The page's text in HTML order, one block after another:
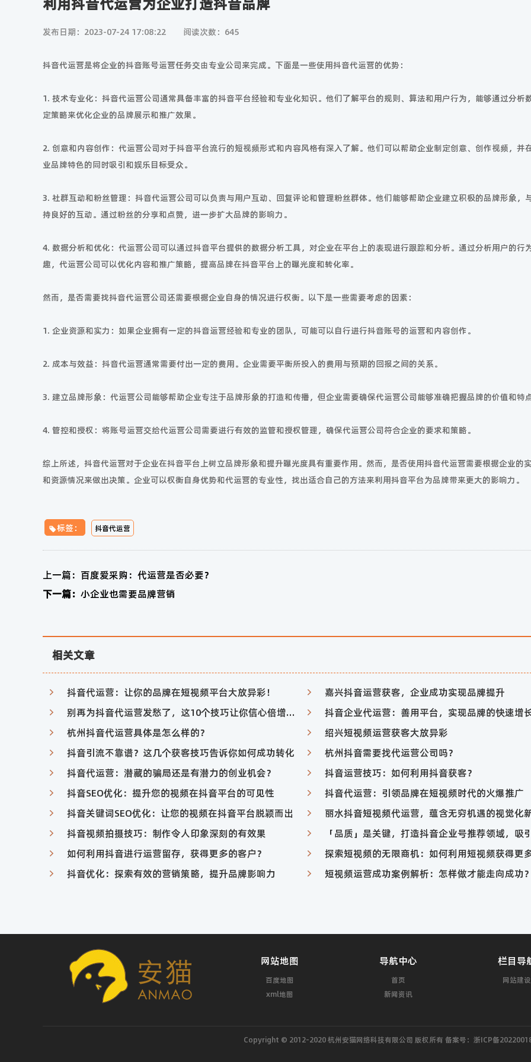
发布日期：2023-07-24 17:08:22 阅读次数：645
抖音代运营是将企业的抖音账号运营任务交由专业公司来完成。下面是一些使用抖音代运营的优势：
1. 技术专业化：抖音代运营公司通常具备丰富的抖音平台经验和专业化知识。他们了解平台的规则、算法和用户行为，能够通过分析
定策略来优化企业的品牌展示和推广效果。
2. 创意和内容创作：代运营公司对于抖音平台流行的短视频形式和内容风格有深入了解。他们可以帮助企业制定创意、创作视频，并
业品牌特色的同时吸引和娱乐目标受众。
3. 社群互动和粉丝管理：抖音代运营公司可以负责与用户互动、回复评论和管理粉丝群体。他们能够帮助企业建立积极的品牌形象，
持良好的互动。通过粉丝的分享和点赞，进一步扩大品牌的影响力。
4. 数据分析和优化：代运营公司可以通过抖音平台提供的数据分析工具，对企业在平台上的表现进行跟踪和分析。通过分析用户的行
趣，代运营公司可以优化内容和推广策略，提高品牌在抖音平台上的曝光度和转化率。
然而，是否需要找抖音代运营公司还需要根据企业自身的情况进行权衡。以下是一些需要考虑的因素：
1. 企业资源和实力：如果企业拥有一定的抖音运营经验和专业的团队，可能可以自行进行抖音账号的运营和内容创作。
2. 成本与效益：抖音代运营通常需要付出一定的费用。企业需要平衡所投入的费用与预期的回报之间的关系。
3. 建立品牌形象：代运营公司能够帮助企业专注于品牌形象的打造和传播，但企业需要确保代运营公司能够准确把握品牌的价值和特
4. 管控和授权：将账号运营交给代运营公司需要进行有效的监管和授权管理，确保代运营公司符合企业的要求和策略。
综上所述，抖音代运营对于企业在抖音平台上树立品牌形象和提升曝光度具有重要作用。然而，是否使用抖音代运营需要根据企业的
和资源情况来做出决策。企业可以权衡自身优势和代运营的专业性，找出适合自己的方法来利用抖音平台为品牌带来更大的影响力。
标签： 抖音代运营
上一篇： 百度爱采购：代运营是否必要？
下一篇： 小企业也需要品牌营销
相关文章
抖音代运营：让你的品牌在短视频平台大放异彩！
嘉兴抖音运营获客，企业成功实现品牌提升
别再为抖音代运营发愁了，这10个技巧让你信心倍增！
抖音企业代运营：善用平台，实现品牌的快速增
杭州抖音代运营具体是怎么样的？
绍兴短视频运营获客大放异彩
抖音引流不靠谱？这几个获客技巧告诉你如何成功转化
杭州抖音需要找代运营公司吗？
抖音代运营：潜藏的骗局还是有潜力的创业机会？
抖音运营技巧：如何利用抖音获客？
抖音SEO优化：提升您的视频在抖音平台的可见性
抖音代运营：引领品牌在短视频时代的火爆推广
抖音关键词SEO优化：让您的视频在抖音平台脱颖而出
丽水抖音短视频代运营，蕴含无穷机遇的视觉化
抖音视频拍摄技巧：制作令人印象深刻的有效果
如何利用抖音进行运营留存，获得更多的客户？
探索短视频的无限商机：如何利用短视频获得更
抖音优化：探索有效的营销策略，提升品牌影响力
短视频运营成功案例解析：怎样做才能走向成功
网站地图
百度地图
xml地图
导航中心
首页
新闻资讯
栏目导
网站建设
Copyright © 2012-2020 杭州安猫网络科技有限公司 版权所有 备案号： 浙ICP备